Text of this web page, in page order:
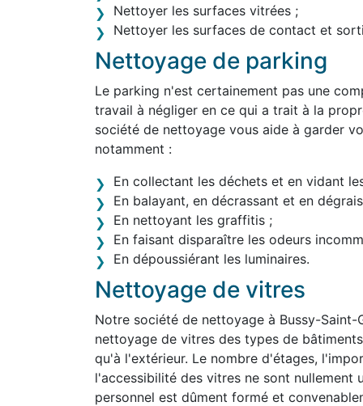
Nettoyer les surfaces vitrées ;
Nettoyer les surfaces de contact et
Nettoyage de parking
Le parking n'est certainement pas une
travail à négliger en ce qui a trait à la
société de nettoyage vous aide à garder
notamment :
En collectant les déchets et en vidant
En balayant, en décrassant et en
En nettoyant les graffitis ;
En faisant disparaître les odeurs
En dépoussiérant les luminaires.
Nettoyage de vitres
Notre société de nettoyage à Bussy-
nettoyage de vitres des types de
qu'à l'extérieur. Le nombre d'étages,
l'accessibilité des vitres ne sont nullement
personnel est dûment formé et